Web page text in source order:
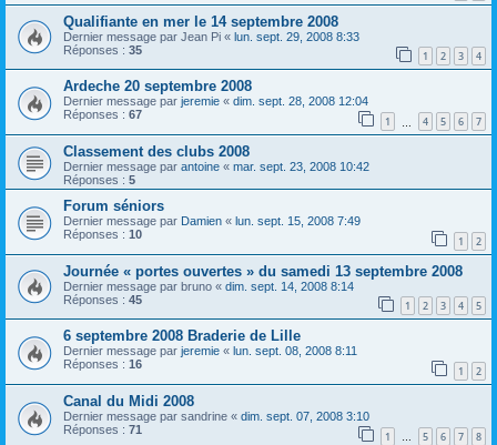
Qualifiante en mer le 14 septembre 2008
Dernier message par Jean Pi « lun. sept. 29, 2008 8:33
Réponses : 35 1 2 3 4
Ardeche 20 septembre 2008
Dernier message par jeremie « dim. sept. 28, 2008 12:04
Réponses : 67 1 4 5 6 7
Classement des clubs 2008
Dernier message par antoine « mar. sept. 23, 2008 10:42
Réponses : 5
Forum séniors
Dernier message par Damien « lun. sept. 15, 2008 7:49
Réponses : 10 1 2
Journée « portes ouvertes » du samedi 13 septembre 2008
Dernier message par bruno « dim. sept. 14, 2008 8:14
Réponses : 45 1 2 3 4 5
6 septembre 2008 Braderie de Lille
Dernier message par jeremie « lun. sept. 08, 2008 8:11
Réponses : 16 1 2
Canal du Midi 2008
Dernier message par sandrine « dim. sept. 07, 2008 3:10
Réponses : 71 1 … 5 6 7 8